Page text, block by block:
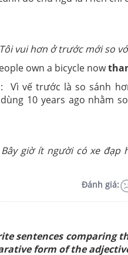
vui hơn ở trước mới so
own a bicycle now
: Vì vế trước là so sánh
10 years ago nhằm
giờ ít người có xe đạp
Đánh giá:
sentences comparing
form of the